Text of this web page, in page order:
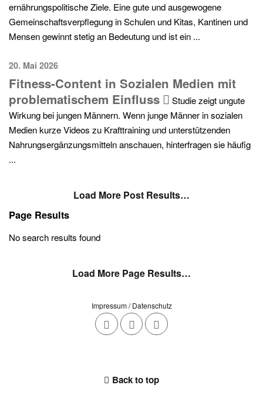
ernährungspolitische Ziele. Eine gute und ausgewogene
Gemeinschaftsverpflegung in Schulen und Kitas, Kantinen und
Mensen gewinnt stetig an Bedeutung und ist ein ...
20. Mai 2026
Fitness-Content in Sozialen Medien mit
problematischem Einfluss
Studie zeigt ungute
Wirkung bei jungen Männern. Wenn junge Männer in sozialen
Medien kurze Videos zu Krafttraining und unterstützenden
Nahrungsergänzungsmitteln anschauen, hinterfragen sie häufig
...
Load More Post Results…
Page Results
No search results found
Load More Page Results…
Impressum / Datenschutz
Back to top